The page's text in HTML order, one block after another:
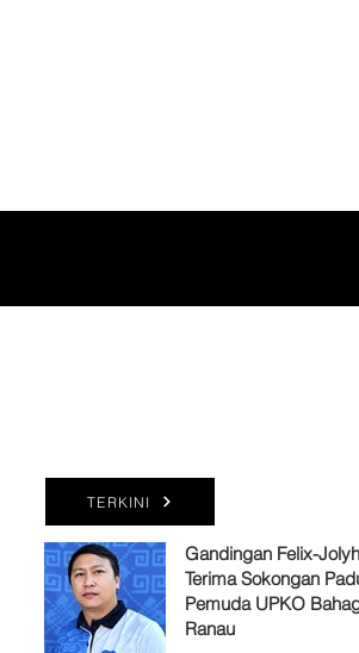
TERKINI
Gandingan Felix-
Terima Sokongan
Pemuda UPKO
Ranau